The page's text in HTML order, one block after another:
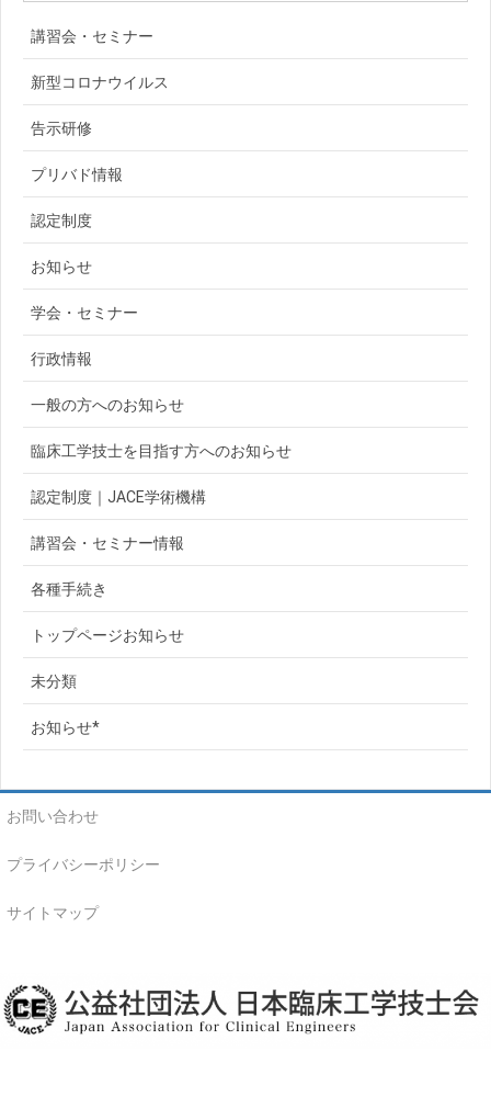
講習会・セミナー
新型コロナウイルス
告示研修
プリバド情報
認定制度
お知らせ
学会・セミナー
行政情報
一般の方へのお知らせ
臨床工学技士を目指す方へのお知らせ
認定制度｜JACE学術機構
講習会・セミナー情報
各種手続き
トップページお知らせ
未分類
お知らせ*
お問い合わせ
プライバシーポリシー
サイトマップ